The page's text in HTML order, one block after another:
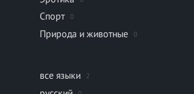
Спорт 0
Природа и животные 0
все языки 2